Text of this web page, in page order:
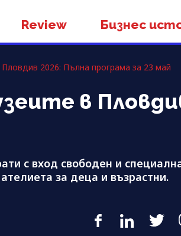
Review Бизнес
2026: Пълна програма за 23 май
в
с вход свободен и
за деца и възрастни.